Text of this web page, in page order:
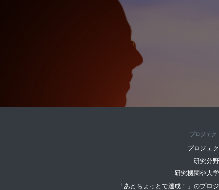
プロジェク
プロジェ
研究分
研究機関や大
「あとちょっとで達成！」のプロ